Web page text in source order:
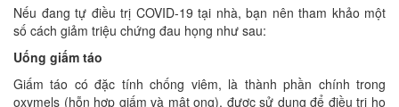
Nếu đang tự điều trị COVID-19 tại nhà, bạn nên tham khảo một
số cách giảm triệu chứng đau họng như sau:
Uống giấm táo
Giấm táo có đặc tính chống viêm, là thành phần chính trong
oxymels (hỗn hợp giấm và mật ong), được sử dụng để điều trị ho